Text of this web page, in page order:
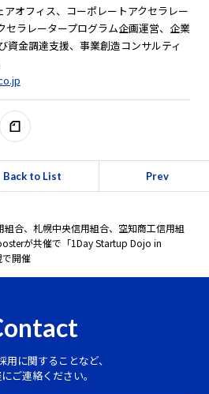
オフィス、コーポレートアクセラレー
セラレータープログラム企画運営、企業
資金調達支援、事業創造コンサルティ
Back to List Prev
組合、札幌中央信用組合、空知商工信用組
が共催で「1Day Startup Dojo in
開催
用に関することなど、
ご連絡ください。